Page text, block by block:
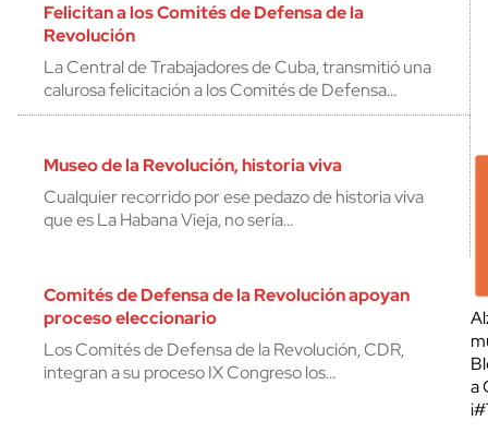
Felicitan a los Comités de Defensa de la
Revolución
La Central de Trabajadores de Cuba, transmitió una
calurosa felicitación a los Comités de Defensa…
Museo de la Revolución, historia viva
Cualquier recorrido por ese pedazo de historia viva
que es La Habana Vieja, no sería…
Comités de Defensa de la Revolución apoyan
proceso eleccionario
Los Comités de Defensa de la Revolución, CDR,
integran a su proceso IX Congreso los…
a